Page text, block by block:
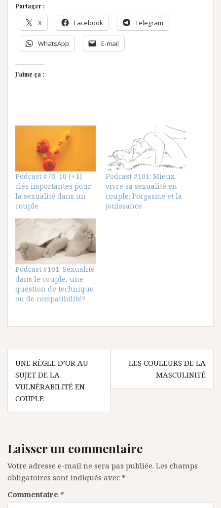
Partager :
X Facebook Telegram
WhatsApp E-mail
J’aime ça :
Podcast #76: 10 (+1)
clés importantes pour
la sexualité dans un
couple
Podcast #101: Mieux
vivre sa sexualité en
couple: l’orgasme et la
jouissance
Podcast #161: Sexualité
dans le couple, une
question de technique
ou de compatibilité?
Navigation
de
l’article
UNE RÈGLE D’OR AU
SUJET DE LA
VULNÉRABILITÉ EN
COUPLE
LES COULEURS DE LA
MASCULINITÉ
Laisser un commentaire
Votre adresse e-mail ne sera pas publiée. Les champs
obligatoires sont indiqués avec *
Commentaire *